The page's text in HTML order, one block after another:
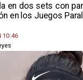
en dos sets con
en los Juegos
10:46